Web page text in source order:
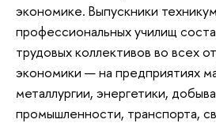
экономике. Выпускники
профессиональных училищ
трудовых коллективов во всех
экономики — на предприятиях
металлургии, энергетики,
промышленности, транспорта,